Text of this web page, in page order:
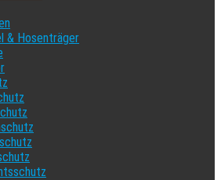
& Hosenträger